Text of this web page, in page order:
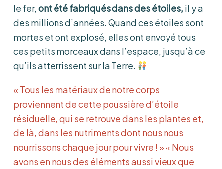
le fer,ont été fabriqués dans des étoiles, il y a
des millions d’années. Quand ces étoiles sont
mortes et ont explosé, elles ont envoyé tous
ces petits morceaux dans l’espace, jusqu’à ce
qu’ils atterrissent sur la Terre.
« Tous les matériaux de notre corps
proviennent de cette poussière d’étoile
résiduelle, qui se retrouve dans les plantes et,
de là, dans les nutriments dont nous nous
nourrissons chaque jour pour vivre ! » « Nous
avons en nous des éléments aussi vieux que